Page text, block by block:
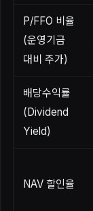
P/FFO 비율
(운영기금
대비 주가)
배당수익률
(Dividend
Yield)
NAV 할인율